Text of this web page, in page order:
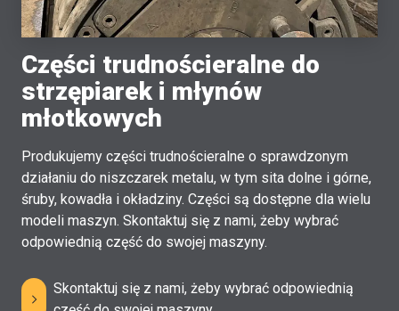
Części trudnościeralne do
strzępiarek i młynów
młotkowych
Produkujemy części trudnościeralne o sprawdzonym
działaniu do niszczarek metalu, w tym sita dolne i górne,
śruby, kowadła i okładziny. Części są dostępne dla wielu
modeli maszyn. Skontaktuj się z nami, żeby wybrać
odpowiednią część do swojej maszyny.
Skontaktuj się z nami, żeby wybrać odpowiednią